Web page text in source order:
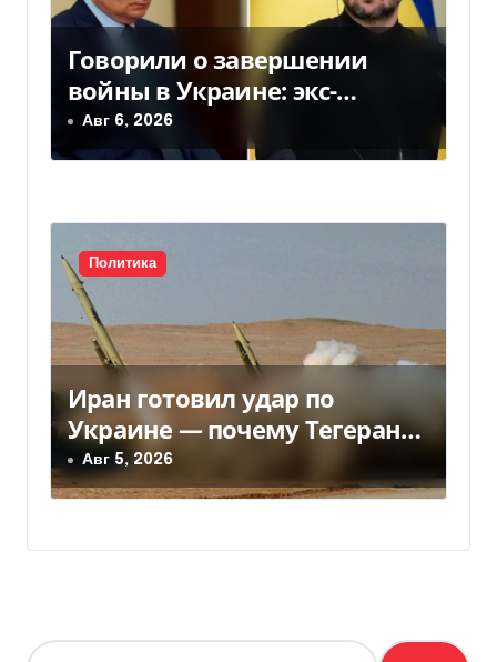
м
Говорили о завершении
войны в Украине: экс-
чиновники ЕС и РФ провели
тайные переговоры, — СМИ
Авг 6, 2026
Политика
Иран готовил удар по
Украине — почему Тегеран
передумал
Авг 5, 2026
Н